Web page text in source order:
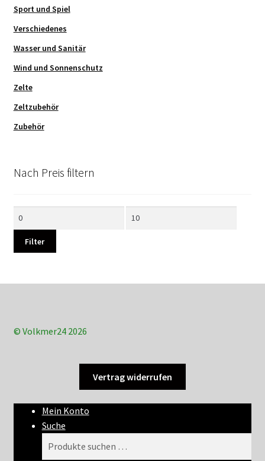
Sport und Spiel
Verschiedenes
Wasser und Sanitär
Wind und Sonnenschutz
Zelte
Zeltzubehör
Zubehör
Nach Preis filtern
Filter
© Volkmer24 2026
Vertrag widerrufen
Mein Konto
Suche